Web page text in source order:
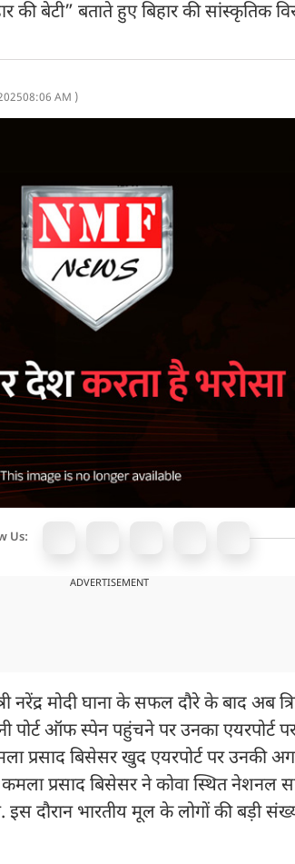
की बेटी” बताते हुए बिहार की सांस्कृतिक
08:06 AM )
Us:
ADVERTISEMENT
नरेंद्र मोदी घाना के सफल दौरे के बाद अब
पोर्ट ऑफ स्पेन पहुंचने पर उनका एयरपोर्ट
प्रसाद बिसेसर खुद एयरपोर्ट पर उनकी
प्रसाद बिसेसर ने कोवा स्थित नेशनल
दौरान भारतीय मूल के लोगों की बड़ी